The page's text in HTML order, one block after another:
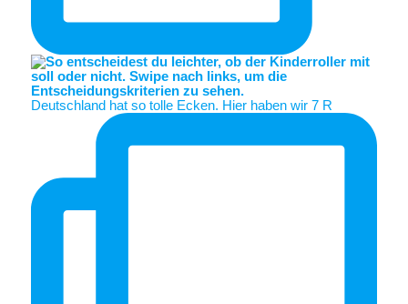
Deutschland hat so tolle Ecken. Hier haben wir 7 R